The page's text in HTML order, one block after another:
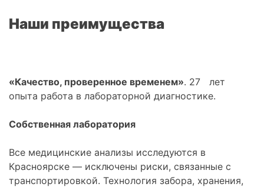
Наши преимущества
«Качество, проверенное временем». 27 лет
опыта работа в лабораторной диагностике.
Собственная лаборатория
Все медицинские анализы исследуются в
Красноярске — исключены риски, связанные с
транспортировкой. Технология забора, хранения,